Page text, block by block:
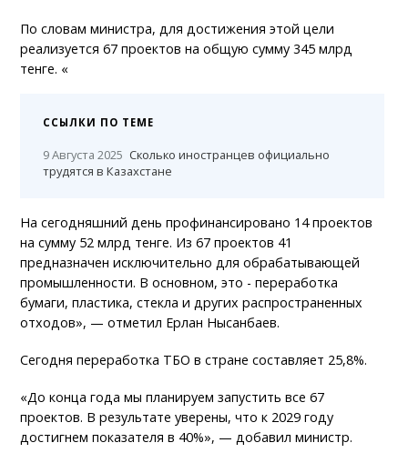
По словам министра, для достижения этой цели
реализуется 67 проектов на общую сумму 345 млрд
тенге. «
ССЫЛКИ ПО ТЕМЕ
9 Августа 2025 Сколько иностранцев официально
трудятся в Казахстане
На сегодняшний день профинансировано 14 проектов
на сумму 52 млрд тенге. Из 67 проектов 41
предназначен исключительно для обрабатывающей
промышленности. В основном, это - переработка
бумаги, пластика, стекла и других распространенных
отходов», — отметил Ерлан Нысанбаев.
Сегодня переработка ТБО в стране составляет 25,8%.
«До конца года мы планируем запустить все 67
проектов. В результате уверены, что к 2029 году
достигнем показателя в 40%», — добавил министр.